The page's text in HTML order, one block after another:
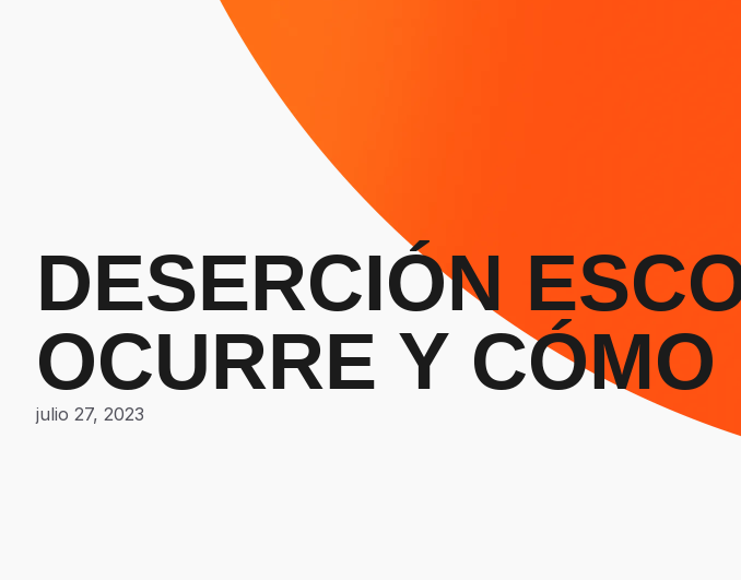
DESERCIÓN
OCURRE Y
julio 27, 2023